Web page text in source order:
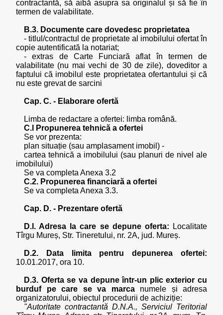
contractantă, să aibă asupra sa originalul și să fie în
termen de valabilitate.
B.3. Documente care dovedesc proprietatea
- titlul/contractul de proprietate al imobilului ofertat în
copie autentificată la notariat;
- extras de Carte Funciară aflat în termen de
valabilitate (nu mai vechi de 30 de zile), doveditor a
faptului că imobilul este proprietatea ofertantului și că
nu este grevat de sarcini
Cap. C. - Elaborare ofertă
Limba de redactare a ofertei: limba română.
C.l Propunerea tehnică a ofertei
Se vor prezenta:
plan situație (sau amplasament imobil) -
cartea tehnică a imobilului (sau planuri de nivel ale
imobilului)
Se va completa Anexa 3.2
C.2. Propunerea financiară a ofertei
Se va completa Anexa 3.3.
Cap. D. - Prezentare ofertă
D.l. Adresa la care se depune oferta: Localitate
Tîrgu Mureș, Str. Tineretului, nr. 2A, jud. Mureș.
D.2. Data limita pentru depunerea ofertei:
10.01.2017, ora 10.
D.3. Oferta se va depune într-un plic exterior cu
burduf pe care se va marcanumele și adresa
organizatorului, obiectul procedurii de achiziție:
"Autoritate contractantă D.N.A., Serviciul Teritorial